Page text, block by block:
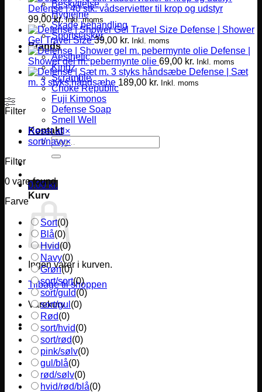
Beskyttelse
Hygiejne
Skade behandling
Sportstasker
Brands
Aesthetic
Kingz
Scramble
Choke Republic
Fuji Kimonos
Defense Soap
Smell Well
Kontakt
Søg
efter:
0,00 kr.
Kurv
Ingen varer i kurven.
Tilbage til shoppen
Varekurv
Defense | 40 stk. vådservietter til krop og udstyr
99,00kr. Inkl. moms
Defense | Shower
Gel Travel Size 39,00 kr. Inkl. moms
Defense |
Shower gel m. pebermynte olie 69,00 kr. Inkl. moms
Defense | Sæt
m. 3 styks håndsæbe 189,00 kr. Inkl. moms
Filter
Reset all ×
sort/navy×
Filter
0 vare found
Farve
Sort(0)
Blå(0)
Hvid(0)
Navy(0)
Grøn(0)
sort/sort(0)
sort/guld(0)
sort/gul (0)
Rød(0)
sort/hvid(0)
sort/rød(0)
pink/sølv(0)
gul/blå(0)
rød/sølv(0)
hvid/rød/blå(0)